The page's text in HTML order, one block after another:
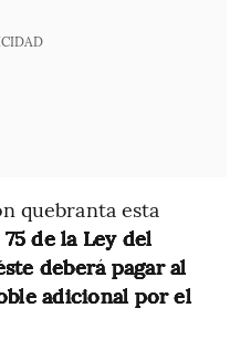
quebranta esta
de la Ley del
deberá pagar al
adicional por el